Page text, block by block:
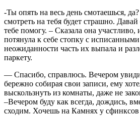
-Ты опять на весь день смотаешься,
смотреть на тебя будет страшно.
тебе помогу. – Сказала она участливо,
потянула к себе стопку с
неожиданности часть их выпала и
паркету.
— Спасибо, справлюсь. Вечером
бережно собирая свои записи, ему
выскользнуть из комнаты, даже не
–Вечером буду как всегда, дождись,
сходим. Хочешь на Камнях у